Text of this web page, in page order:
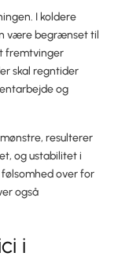
I koldere
være begrænset til
fremtvinger
skal regntider
og
resulterer
og ustabilitet i
over for
også
i